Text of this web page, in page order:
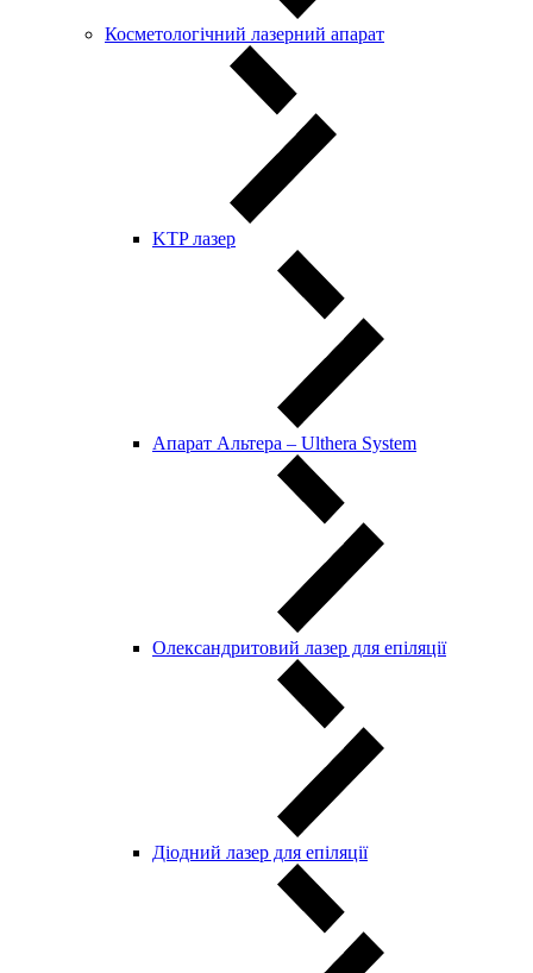
Косметологічний лазерний апарат
KTP лазер
Апарат Альтера – Ulthera System
Олександритовий лазер для епіляції
Діодний лазер для епіляції